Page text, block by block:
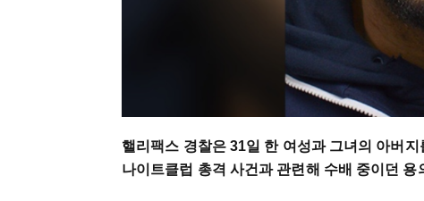
핼리팩스 경찰은 31일 한 여성과 그녀의 아버
나이트클럽 총격 사건과 관련해 수배 중이던